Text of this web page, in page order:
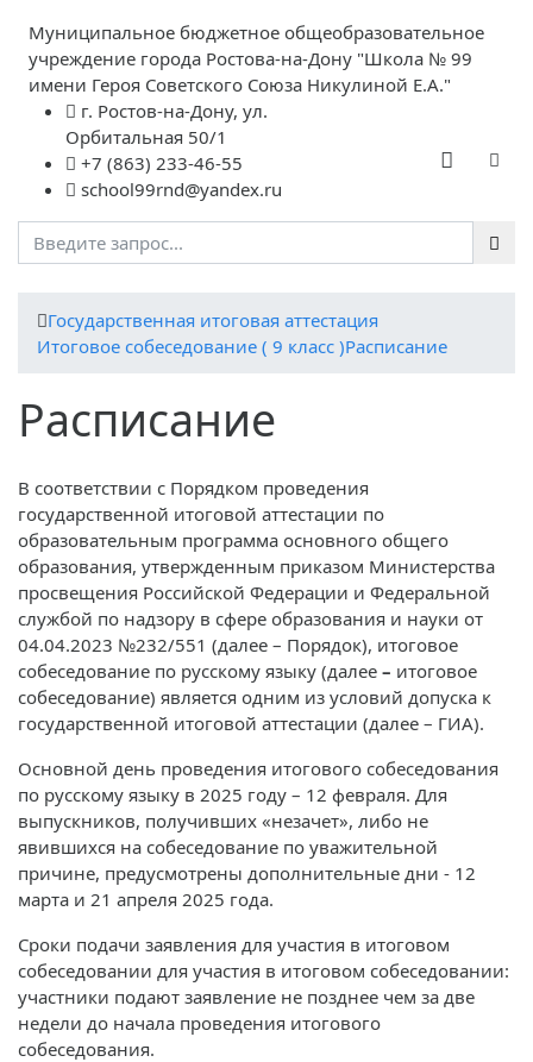
Муниципальное бюджетное общеобразовательное
учреждение города Ростова-на-Дону "Школа № 99
имени Героя Советского Союза Никулиной Е.А."
г. Ростов-на-Дону, ул.
Орбитальная 50/1
+7 (863) 233-46-55
school99rnd@yandex.ru
Государственная итоговая аттестация
Итоговое собеседование ( 9 класс )Расписание
Расписание
В соответствии с Порядком проведения
государственной итоговой аттестации по
образовательным программа основного общего
образования, утвержденным приказом Министерства
просвещения Российской Федерации и Федеральной
службой по надзору в сфере образования и науки от
04.04.2023 №232/551 (далее – Порядок), итоговое
собеседование по русскому языку (далее – итоговое
собеседование) является одним из условий допуска к
государственной итоговой аттестации (далее – ГИА).
Основной день проведения итогового собеседования
по русскому языку в 2025 году – 12 февраля. Для
выпускников, получивших «незачет», либо не
явившихся на собеседование по уважительной
причине, предусмотрены дополнительные дни - 12
марта и 21 апреля 2025 года.
Сроки подачи заявления для участия в итоговом
собеседовании для участия в итоговом собеседовании:
участники подают заявление не позднее чем за две
недели до начала проведения итогового
собеседования.